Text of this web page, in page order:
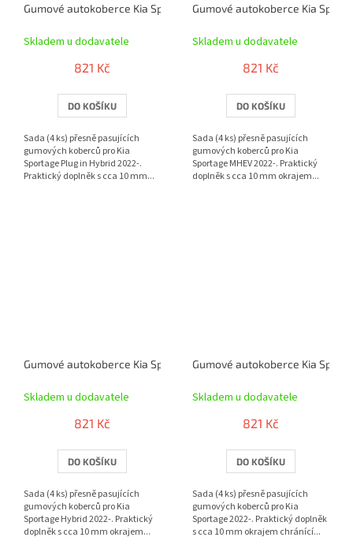
Gumové autokoberce Kia Sportage Plug in Hybrid 2022- | RIGUM
Skladem u dodavatele
821 Kč
DO KOŠÍKU
Sada (4 ks) přesně pasujících
gumových koberců pro Kia
Sportage Plug in Hybrid 2022-.
Praktický doplněk s cca 10 mm...
Gumové autokoberce Kia
Skladem u dodavatele
821 Kč
DO KOŠÍKU
Sada (4 ks) přesně pasujících
gumových koberců pro Kia
Sportage MHEV 2022-. Praktický
doplněk s cca 10 mm okrajem...
Gumové autokoberce Kia Sportage Hybrid 2022- | RIGUM
Skladem u dodavatele
821 Kč
DO KOŠÍKU
Sada (4 ks) přesně pasujících
gumových koberců pro Kia
Sportage Hybrid 2022-. Praktický
doplněk s cca 10 mm okrajem...
Gumové autokoberce Kia
Skladem u dodavatele
821 Kč
DO KOŠÍKU
Sada (4 ks) přesně pasujících
gumových koberců pro Kia
Sportage 2022-. Praktický doplněk
s cca 10 mm okrajem chránící...